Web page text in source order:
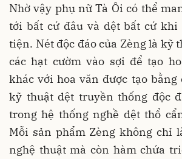
Nhờ vậy phụ nữ Tà Ôi có thể
tới bất cứ đâu và dệt bất cứ khi
tiện. Nét độc đáo của Zèng là kỹ
các hạt cườm vào sợi để tạo
khác với hoa văn được tạo
kỹ thuật dệt truyền thống độc
trong hệ thống nghề dệt thổ
Mỗi sản phẩm Zèng không chỉ
nghệ thuật mà còn hàm chứa